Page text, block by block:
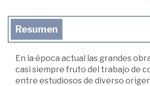
Resumen
En la época actual las grandes
casi siempre fruto del trabajo de
entre estudiosos de diverso